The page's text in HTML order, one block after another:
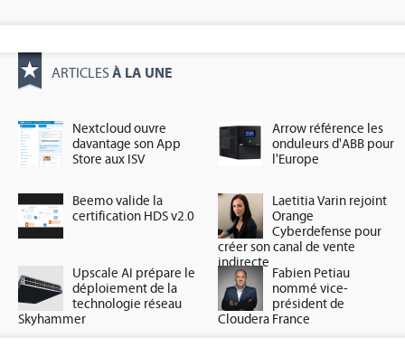
ARTICLES À LA UNE
Nextcloud ouvre
davantage son App
Store aux ISV
Arrow référence les
onduleurs d'ABB pour
l'Europe
Beemo valide la
certification HDS v2.0
Laetitia Varin rejoint
Orange
Cyberdefense pour
créer son canal de vente
indirecte
Upscale AI prépare le
déploiement de la
technologie réseau
Skyhammer
Fabien Petiau
nommé vice-
président de
Cloudera France